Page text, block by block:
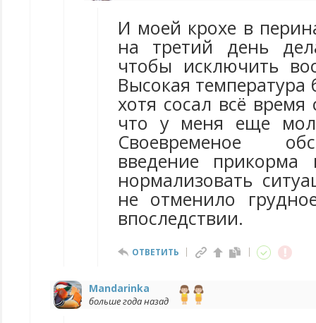
И моей крохе в
на третий день
чтобы исключить
Высокая температура
хотя сосал всё
что у меня еще
Своевременое
введение прикорма
нормализовать
не отменило
впоследствии.
ОТВЕТИТЬ
Mandarinka
больше года назад